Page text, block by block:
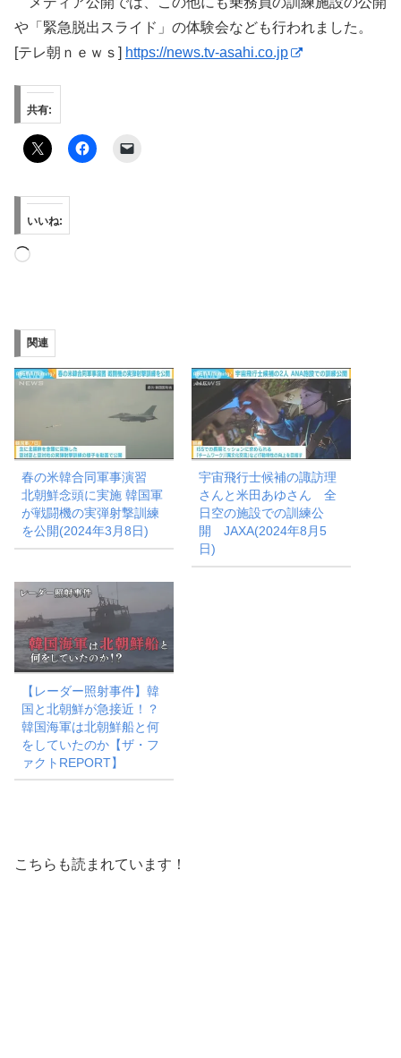
や「緊急脱出スライド」の体験会なども行われました。
[テレ朝ｎｅｗｓ] https://news.tv-asahi.co.jp
共有:
いいね:
読
み
中…
関連
春の米韓合同軍事演習
北朝鮮念頭に実施 韓国軍
が戦闘機の実弾射撃訓練
を公開(2024年3月8日)
宇宙飛行士候補の諏訪理
さんと米田あゆさん 全
日空の施設での訓練公
開 JAXA(2024年8月5
日)
【レーダー照射事件】韓
国と北朝鮮が急接近！？
韓国海軍は北朝鮮船と何
をしていたのか【ザ・フ
ァクトREPORT】
こちらも読まれています！